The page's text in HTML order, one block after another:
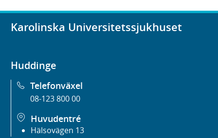
Karolinska Universitetssjukhuset
Huddinge
Telefonväxel
08-123 800 00
Huvudentré
Hälsovägen 13